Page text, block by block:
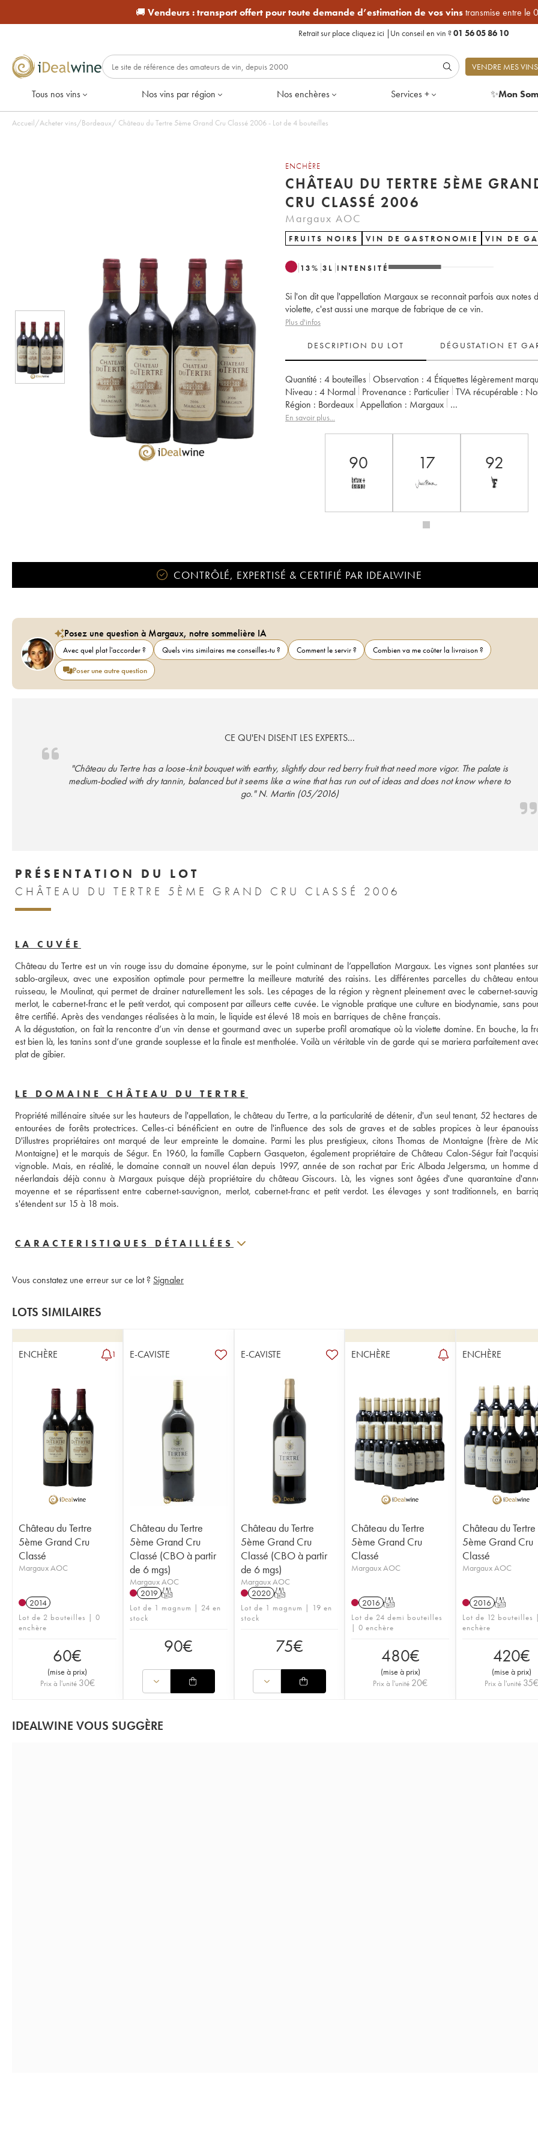
🚚 Vendeurs :transport offert pour toute demande d’estimation de vos vinstransmise entre le
Retrait sur place cliquez ici | Un conseil en vin ?01 56 05 86 10
VENDRE MES VINS
Tous nos vins Nos vins par région Nos enchères Services + ✨Mon
Accueil/Acheter vins/Bordeaux/ Château du Tertre 5ème Grand Cru Classé 2006 - Lot de 4 bouteilles
ENCHÈRE
CHÂTEAU DU TERTRE 5ÈME
CRU CLASSÉ 2006
Margaux AOC
FRUITS NOIRS VIN DE GASTRONOMIE VIN DE
13% 3 L INTENSITÉ
Si l'on dit que l'appellation Margaux se reconnait parfois aux notes
violette, c'est aussi une marque de fabrique de ce vin.
Plus d'infos
DESCRIPTION DU LOT DÉGUSTATION ET
Quantité : 4 bouteilles Observation : 4 Étiquettes légèrement
Niveau : 4 Normal Provenance : particulier TVA récupérable :
Région :
Bordeaux Appellation :
Margaux
Classement :
En savoir plus...
90 17 92
CONTRÔLÉ, EXPERTISÉ & CERTIFIÉ PAR IDEALWINE
Posez une question à Margaux, notre sommelière IA
Avec quel plat l'accorder ? Quels vins similaires me conseilles-tu ? Comment le servir ?
Combien va me coûter la livraison ?
Poser une autre question
CE QU'EN DISENT LES EXPERTS...
"Château du Tertre has a loose-knit bouquet with earthy, slightly dour red berry fruit that need more vigor. The palate is
medium-bodied with dry tannin, balanced but it seems like a wine that has run out of ideas and does not know where to
go." N. Martin (05/2016)
PRÉSENTATION DU LOT
CHÂTEAU DU TERTRE 5ÈME GRAND CRU CLASSÉ 2006
LA CUVÉE
Château du Tertre est un vin rouge issu du domaine éponyme, sur le point culminant de l’appellation Margaux. Les vignes sont plantées
sablo-argileux, avec une exposition optimale pour permettre la meilleure maturité des raisins. Les différentes parcelles du château
ruisseau, le Moulinat, qui permet de drainer naturellement les sols. Les cépages de la région y règnent pleinement avec le cabernet-
merlot, le cabernet-franc et le petit verdot, qui composent par ailleurs cette cuvée. Le vignoble pratique une culture en biodynamie, sans
être certifié. Après des vendanges réalisées à la main, le liquide est élevé 18 mois en barriques de chêne français.
A la dégustation, on fait la rencontre d’un vin dense et gourmand avec un superbe profil aromatique où la violette domine. En bouche, la
est bien là, les tanins sont d’une grande souplesse et la finale est mentholée. Voilà un véritable vin de garde qui se mariera parfaitement
plat de gibier.
LE DOMAINE CHÂTEAU DU TERTRE
Propriété millénaire située sur les hauteurs de l'appellation, le château du Tertre, a la particularité de détenir, d'un seul tenant, 52 hectares
entourées de forêts protectrices. Celles-ci bénéficient en outre de l'influence des sols de graves et de sables propices à leur
D'illustres propriétaires ont marqué de leur empreinte le domaine. Parmi les plus prestigieux, citons Thomas de Montaigne (frère de
Montaigne) et le marquis de Ségur. En 1960, la famille Capbern Gasqueton, également propriétaire de Château Calon-Ségur fait
vignoble. Mais, en réalité, le domaine connaît un nouvel élan depuis 1997, année de son rachat par Eric Albada Jelgersma, un homme
néerlandais déjà connu à Margaux puisque déjà propriétaire du château Giscours. Là, les vignes sont âgées d'une quarantaine
moyenne et se répartissent entre cabernet-sauvignon, merlot, cabernet-franc et petit verdot. Les élevages y sont traditionnels, en
s'étendent sur 15 à 18 mois.
CARACTERISTIQUES DÉTAILLÉES
Vous constatez une erreur sur ce lot ? Signaler
LOTS SIMILAIRES
ENCHÈRE 1
Château du Tertre
5ème Grand Cru
Classé
Margaux AOC
2014
Lot de 2 bouteilles | 0
enchère
60€
(mise à prix)
Prix à l'unité 30€
E-CAVISTE
Château du Tertre
5ème Grand Cru
Classé (CBO à partir
de 6 mgs)
Margaux AOC
2019 T
Lot de 1 magnum | 24 en
stock
90€
E-CAVISTE
Château du Tertre
5ème Grand Cru
Classé (CBO à partir
de 6 mgs)
Margaux AOC
2020 T
Lot de 1 magnum | 19 en
stock
75€
ENCHÈRE
Château du Tertre
5ème Grand Cru
Classé
Margaux AOC
2016 T
Lot de 24 demi bouteilles
| 0 enchère
480€
(mise à prix)
Prix à l'unité 20€
ENCHÈRE
Château du Tertre
5ème Grand Cru
Classé
Margaux AOC
2016 T
Lot de 12 bouteilles
enchère
420€
(mise à prix)
Prix à l'unité 35€
IDEALWINE VOUS SUGGÈRE